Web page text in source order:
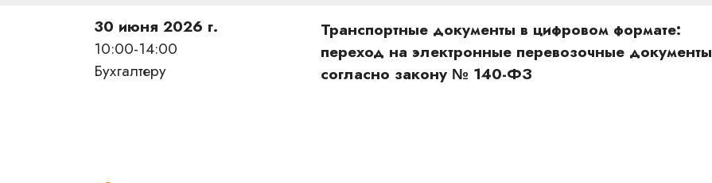
30 июня 2026 г.
10:00-14:00
Бухгалтеру
Транспортные документы в цифровом формате:
переход на электронные перевозочные документы
согласно закону № 140-ФЗ